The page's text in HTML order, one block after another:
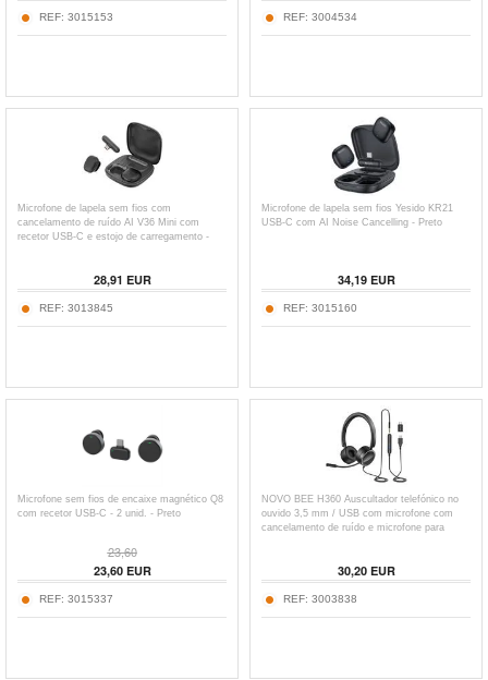
REF: 3015153 REF: 3004534
Microfone de lapela sem fios com
cancelamento de ruído AI V36 Mini com
recetor USB-C e estojo de carregamento -
28,91 EUR
REF: 3013845
Microfone de lapela sem fios Yesido KR21
USB-C com AI Noise Cancelling - Preto
34,19EUR
REF: 3015160
Microfone sem fios de encaixe magnético Q8
com recetor USB-C - 2 unid. - Preto
23,60
23,60EUR
REF: 3015337
NOVO BEE H360 Auscultador telefónico no
ouvido 3,5 mm / USB com microfone com
cancelamento de ruído e microfone para
30,20EUR
REF: 3003838